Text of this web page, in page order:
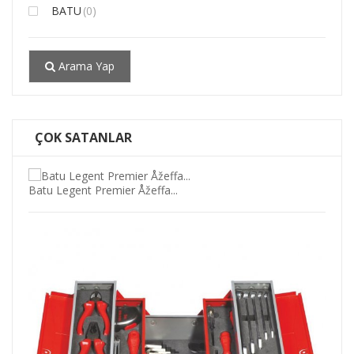
BATU (0)
Arama Yap
ÇOK SATANLAR